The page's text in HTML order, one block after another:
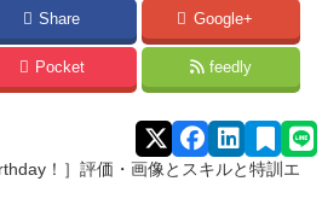
Share Google+
Pocket feedly
！］評価・画像とスキルと特訓エ